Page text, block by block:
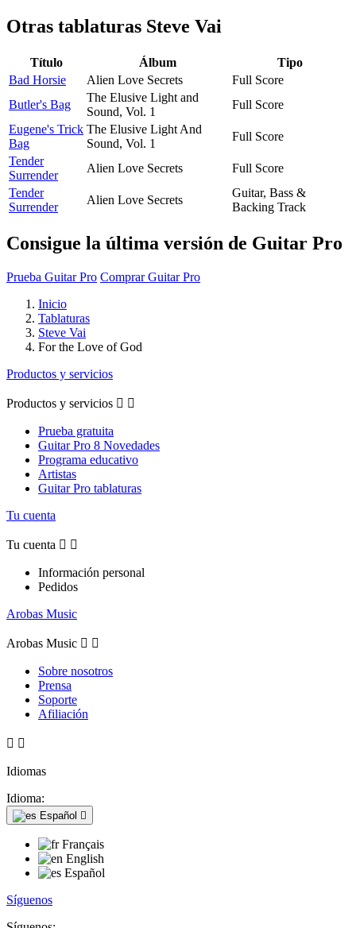
Otras tablaturas Steve Vai
Título Álbum
Tipo
Bad Horsie
Alien Love Secrets
Full Score
Butler's Bag
The Elusive Light and
Sound, Vol. 1
Full Score
Eugene's Trick
Bag
The Elusive Light And
Sound, Vol. 1
Full Score
Tender
Surrender
Alien Love Secrets
Full Score
Tender
Surrender
Alien Love Secrets
Guitar, Bass &
Backing Track
Consigue la última versión de Guitar Pro
Prueba Guitar Pro Comprar Guitar Pro
Inicio
Tablaturas
Steve Vai
For the Love of God
Productos y servicios
Productos y servicios  
Prueba gratuita
Guitar Pro 8 Novedades
Programa educativo
Artistas
Guitar Pro tablaturas
Tu cuenta
Tu cuenta  
Información personal
Pedidos
Arobas Music
Arobas Music  
Sobre nosotros
Prensa
Soporte
Afiliación
 
Idiomas
Idioma:
Español 
Français
English
Español
Síguenos